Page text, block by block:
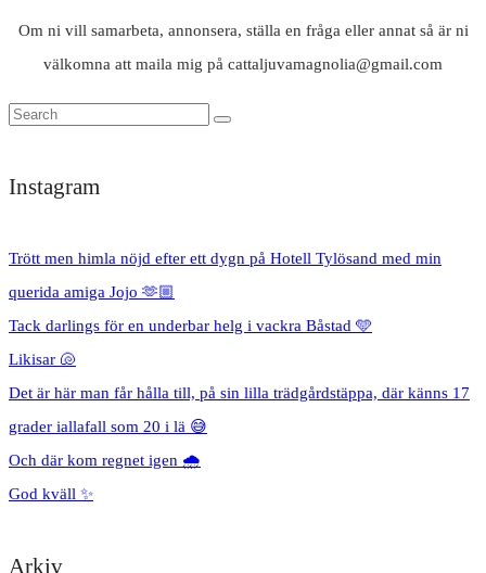
Om ni vill samarbeta, annonsera, ställa en fråga eller annat så är ni
välkomna att maila mig på cattaljuvamagnolia@gmail.com
Instagram
Trött men himla nöjd efter ett dygn på Hotell Tylösand med min
querida amiga Jojo 🫶🏼
Tack darlings för en underbar helg i vackra Båstad 🩵
Likisar 🐚
Det är här man får hålla till, på sin lilla trädgårdstäppa, där känns 17
grader iallafall som 20 i lä 😅
Och där kom regnet igen 🌧️
God kväll ✨
Arkiv